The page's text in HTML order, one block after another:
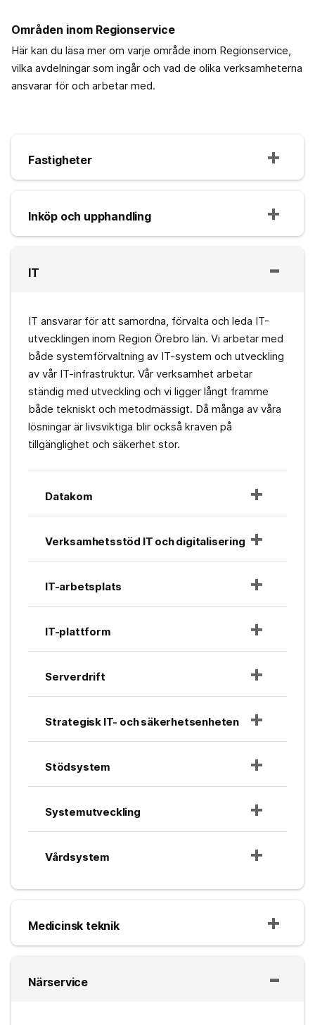
Områden inom Regionservice
Här kan du läsa mer om varje område inom Regionservice,
vilka avdelningar som ingår och vad de olika verksamheterna
ansvarar för och arbetar med.
Fastigheter
Inköp och upphandling
IT
IT ansvarar för att samordna, förvalta och leda IT-
utvecklingen inom Region Örebro län. Vi arbetar med
både systemförvaltning av IT-system och utveckling
av vår IT-infrastruktur. Vår verksamhet arbetar
ständig med utveckling och vi ligger långt framme
både tekniskt och metodmässigt. Då många av våra
lösningar är livsviktiga blir också kraven på
tillgänglighet och säkerhet stor.
Datakom
Verksamhetsstöd IT och digitalisering
IT-arbetsplats
IT-plattform
Serverdrift
Strategisk IT- och säkerhetsenheten
Stödsystem
Systemutveckling
Vårdsystem
Medicinsk teknik
Närservice